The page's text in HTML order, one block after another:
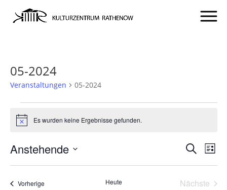
05-2024
Veranstaltungen 05-2024
VERANSTALTUNGEN
HinweisEs wurden keine Ergebnisse gefunden.
UND
SucheListe
Anstehende
Datum
wählen.
VorherigeVeranstaltungen Heute
Nächste